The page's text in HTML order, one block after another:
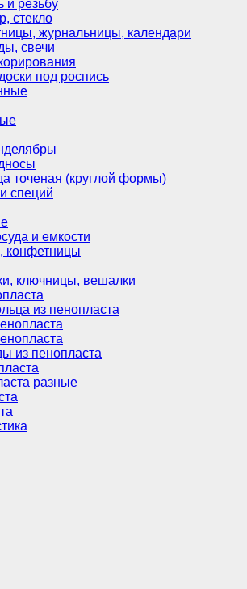
и резьбу
стекло
журнальницы, календари
свечи
под роспись
точеная (круглой формы)
специй
и емкости
конфетницы
ключницы, вешалки
из пенопласта
из пенопласта
разные